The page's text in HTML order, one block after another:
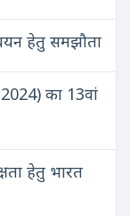
हेतु समझौता
का 13वां
हेतु भारत